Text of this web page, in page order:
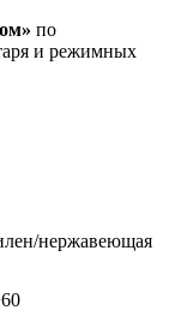
по
и режимных
нержавеющая